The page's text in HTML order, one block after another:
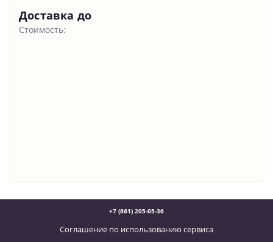
Доставка до
Стоимость:
+7 (861) 205-05-36
Соглашение по использованию сервиса